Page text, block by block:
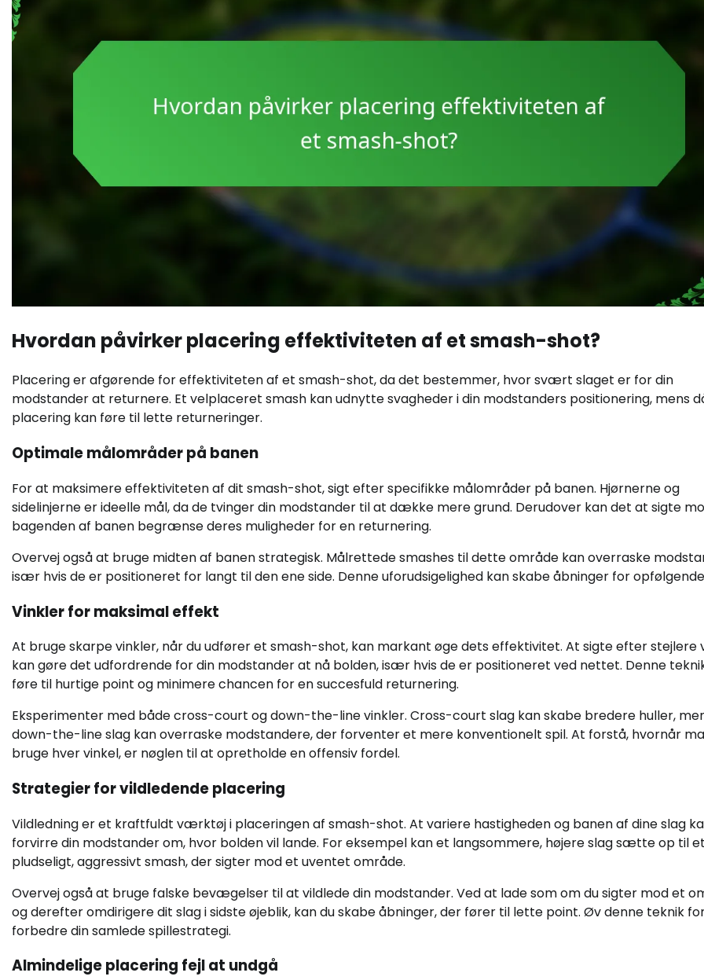
Hvordan påvirker placering effektiviteten af et smash-shot?
Placering er afgørende for effektiviteten af et smash-shot, da det bestemmer, hvor svært slaget er for din
modstander at returnere. Et velplaceret smash kan udnytte svagheder i din modstanders positionering, mens
placering kan føre til lette returneringer.
Optimale målområder på banen
For at maksimere effektiviteten af dit smash-shot, sigt efter specifikke målområder på banen. Hjørnerne og
sidelinjerne er ideelle mål, da de tvinger din modstander til at dække mere grund. Derudover kan det at sigte
bagenden af banen begrænse deres muligheder for en returnering.
Overvej også at bruge midten af banen strategisk. Målrettede smashes til dette område kan overraske
især hvis de er positioneret for langt til den ene side. Denne uforudsigelighed kan skabe åbninger for
Vinkler for maksimal effekt
At bruge skarpe vinkler, når du udfører et smash-shot, kan markant øge dets effektivitet. At sigte efter stejlere
kan gøre det udfordrende for din modstander at nå bolden, især hvis de er positioneret ved nettet. Denne
føre til hurtige point og minimere chancen for en succesfuld returnering.
Eksperimenter med både cross-court og down-the-line vinkler. Cross-court slag kan skabe bredere huller,
down-the-line slag kan overraske modstandere, der forventer et mere konventionelt spil. At forstå, hvornår
bruge hver vinkel, er nøglen til at opretholde en offensiv fordel.
Strategier for vildledende placering
Vildledning er et kraftfuldt værktøj i placeringen af smash-shot. At variere hastigheden og banen af dine slag
forvirre din modstander om, hvor bolden vil lande. For eksempel kan et langsommere, højere slag sætte op til et
pludseligt, aggressivt smash, der sigter mod et uventet område.
Overvej også at bruge falske bevægelser til at vildlede din modstander. Ved at lade som om du sigter mod et
og derefter omdirigere dit slag i sidste øjeblik, kan du skabe åbninger, der fører til lette point. Øv denne teknik
forbedre din samlede spillestrategi.
Almindelige placering fejl at undgå